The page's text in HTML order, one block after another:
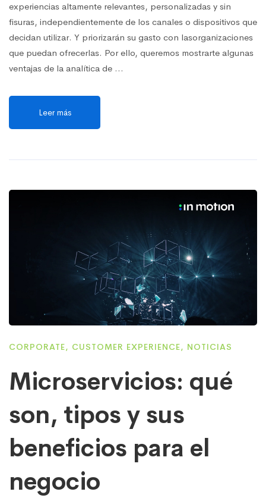
experiencias altamente relevantes, personalizadas y sin
fisuras, independientemente de los canales o dispositivos que
decidan utilizar. Y priorizarán su gasto con lasorganizaciones
que puedan ofrecerlas. Por ello, queremos mostrarte algunas
ventajas de la analítica de …
Leer más
CORPORATE, CUSTOMER EXPERIENCE, NOTICIAS
Microservicios: qué
son, tipos y sus
beneficios para el
negocio